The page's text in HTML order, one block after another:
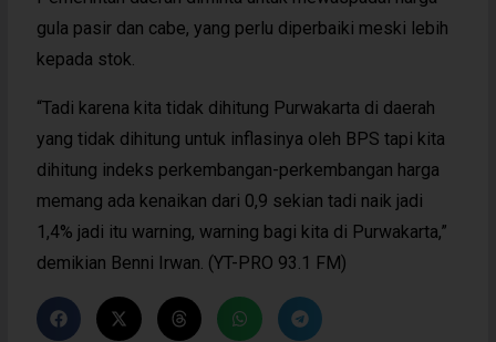
gula pasir dan cabe, yang perlu diperbaiki meski lebih
kepada stok.
“Tadi karena kita tidak dihitung Purwakarta di daerah
yang tidak dihitung untuk inflasinya oleh BPS tapi kita
dihitung indeks perkembangan-perkembangan harga
memang ada kenaikan dari 0,9 sekian tadi naik jadi
1,4% jadi itu warning, warning bagi kita di Purwakarta,”
demikian Benni Irwan. (YT-PRO 93.1 FM)